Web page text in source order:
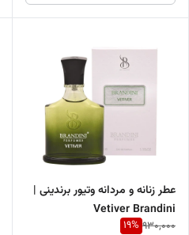
عطر زنانه و مردانه وتیور برندینی |
Vetiver Brandini
930,000
19%